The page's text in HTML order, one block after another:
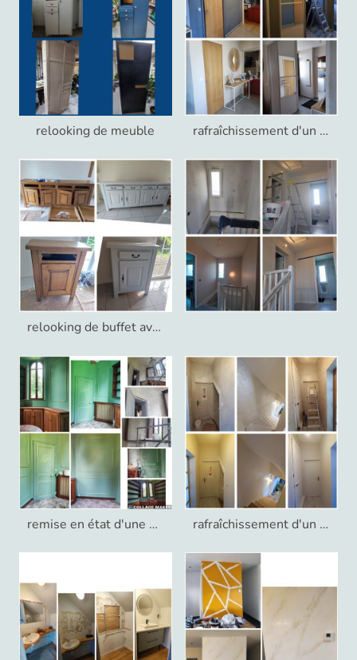
relooking de meuble rafraîchissement d'un entrée
relooking de buffet avec une résine
remise en état d'une bibliothèque, style imposé rafraîchissement d'un couloir